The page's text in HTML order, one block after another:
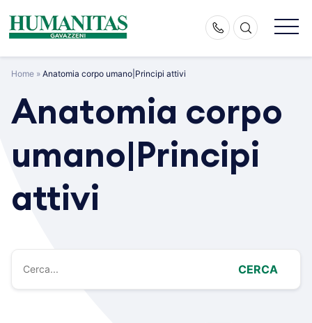
content
Home » Anatomia corpo umano|Principi attivi
Anatomia corpo
umano|Principi
attivi
CERCA